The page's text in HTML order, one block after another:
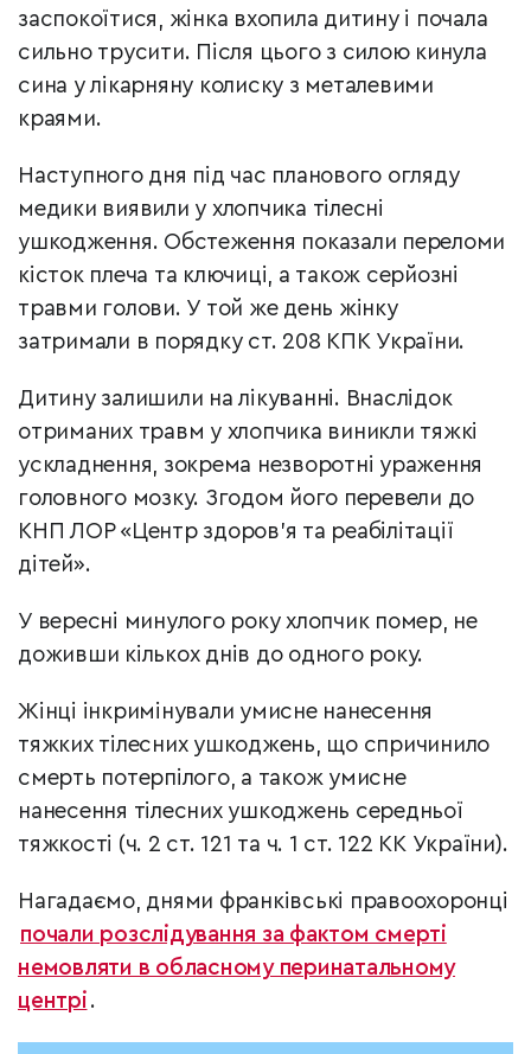
заспокоїтися, жінка вхопила дитину і почала
сильно трусити. Після цього з силою кинула
сина у лікарняну колиску з металевими
краями.
Наступного дня під час планового огляду
медики виявили у хлопчика тілесні
ушкодження. Обстеження показали переломи
кісток плеча та ключиці, а також серйозні
травми голови. У той же день жінку
затримали в порядку ст. 208 КПК України.
Дитину залишили на лікуванні. Внаслідок
отриманих травм у хлопчика виникли тяжкі
ускладнення, зокрема незворотні ураження
головного мозку. Згодом його перевели до
КНП ЛОР «Центр здоров’я та реабілітації
дітей».
У вересні минулого року хлопчик помер, не
доживши кількох днів до одного року.
Жінці інкримінували умисне нанесення
тяжких тілесних ушкоджень, що спричинило
смерть потерпілого, а також умисне
нанесення тілесних ушкоджень середньої
тяжкості (ч. 2 ст. 121 та ч. 1 ст. 122 КК України).
Нагадаємо, днями франківські правоохоронці
почали розслідування за фактом смерті
немовляти в обласному перинатальному
центрі .